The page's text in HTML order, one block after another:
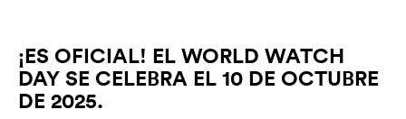
¡ES OFICIAL! EL WORLD WATCH
DAY SE CELEBRA EL 10 DE OCTUBRE
DE 2025.